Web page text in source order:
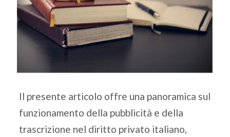
Il presente articolo offre una panoramica sul
funzionamento della pubblicità e della
trascrizione nel diritto privato italiano,